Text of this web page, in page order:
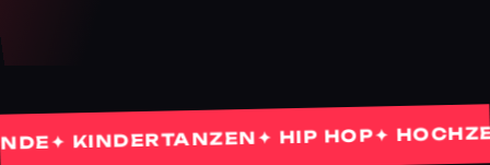
✦ KINDERTANZEN✦ HIP HOP ✦